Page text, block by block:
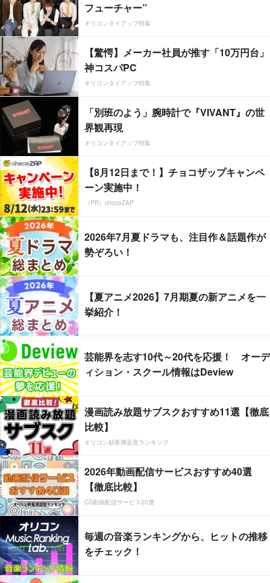
フューチャー”
オリコンタイアップ特集
【驚愕】メーカー社員が推す「10万円台」
神コスパPC
オリコンタイアップ特集
「別班のよう」腕時計で『VIVANT』の世
界観再現
オリコンタイアップ特集
【8月12日まで！】チョコザップキャンペ
ーン実施中！
（PR）chocoZAP
2026年7月夏ドラマも、注目作＆話題作が
勢ぞろい！
【夏アニメ2026】7月期夏の新アニメを一
挙紹介！
芸能界を志す10代～20代を応援！ オーデ
ィション・スクール情報はDeview
漫画読み放題サブスクおすすめ11選【徹底
比較】
オリコン顧客満足度ランキング
2026年動画配信サービスおすすめ40選
【徹底比較】
CS動画配信サービス20選
毎週の音楽ランキングから、ヒットの推移
をチェック！